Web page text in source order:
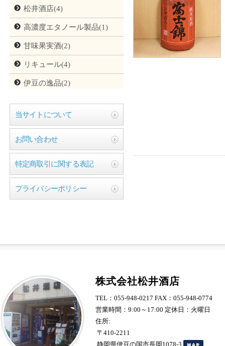
松井酒店(4)
高濃度エタノール製品(1)
甘味果実酒(2)
リキュール(4)
伊豆の逸品(2)
当サイトについて
お問い合わせ
特定商取引に関する表記
プライバシーポリシー
株式会社松井酒店
TEL：055-948-0217 FAX：055-948-0774
営業時間：9:00～17:00 定休日：火曜日
住所:
〒410-2211
静岡県伊豆の国市長岡1078-3